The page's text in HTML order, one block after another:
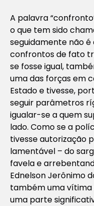
A palavra
o que tem sido
seguidamente não é
confrontos de fato
se fosse igual,
uma das forças em
Estado e tivesse,
seguir parâmetros
igualar-se a quem
lado. Como se a
tivesse autorização
lamentável – do
favela e
Ednelson Jerônimo
também uma vítima
uma parte